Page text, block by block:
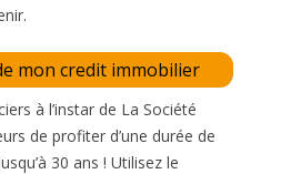
mon credit immobilier
à l’instar de La Société
de profiter d’une durée de
30 ans ! Utilisez le